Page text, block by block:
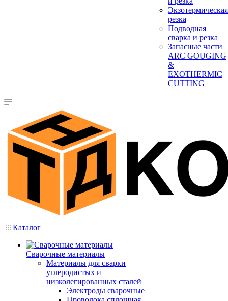
Экзотермическая
резка
Подводная
сварка и резка
Запасные части
ARC GOUGING
&
EXOTHERMIC
CUTTING
Каталог
Сварочные материалы
Материалы для сварки
углеродистых и
низколегированных сталей
Электроды сварочные